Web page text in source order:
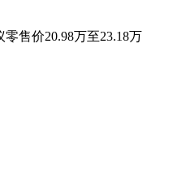
售价20.98万至23.18万